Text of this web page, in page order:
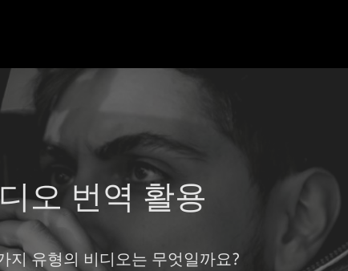
오 번역 활용
지 유형의 비디오는 무엇일까요?